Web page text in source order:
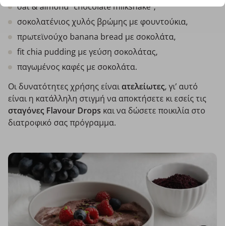
oat & almond “chocolate milkshake”,
σοκολατένιος χυλός βρώμης με φουντούκια,
πρωτεϊνούχο banana bread με σοκολάτα,
fit chia pudding με γεύση σοκολάτας,
παγωμένος καφές με σοκολάτα.
Οι δυνατότητες χρήσης είναιατελείωτες, γι’ αυτό
είναι η κατάλληλη στιγμή να αποκτήσετε κι εσείς τις
σταγόνες Flavour Drops και να δώσετε ποικιλία στο
διατροφικό σας πρόγραμμα.